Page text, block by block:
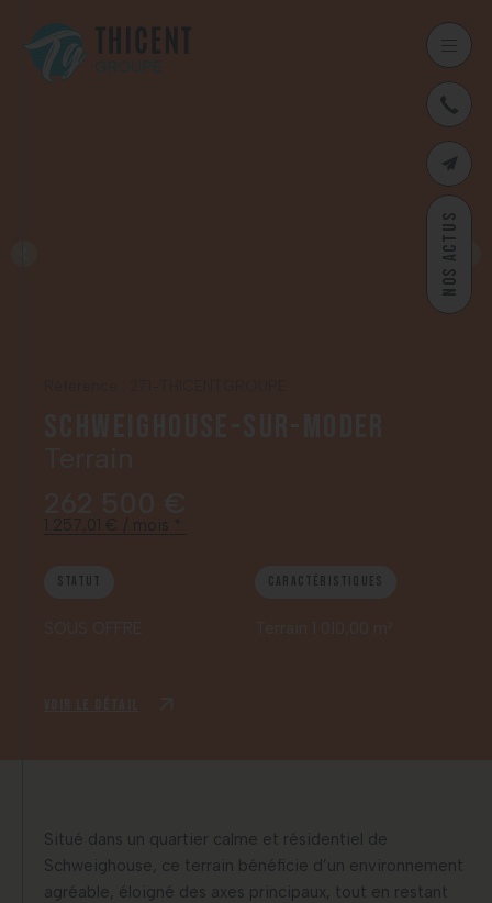
NOS ACTUS
1 257,01 € / mois *
Statut Caractéristiques
Situé dans un quartier calme et résidentiel de
Schweighouse, ce terrain bénéficie d’un environnement
agréable, éloigné des axes principaux, tout en restant